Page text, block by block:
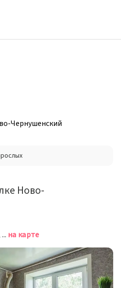
Чернушенский
Ново-
пер. Ново-Чернушенский, 1/2, Смоленск на карте